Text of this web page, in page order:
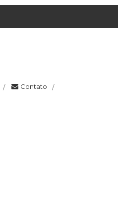
/ Contato /